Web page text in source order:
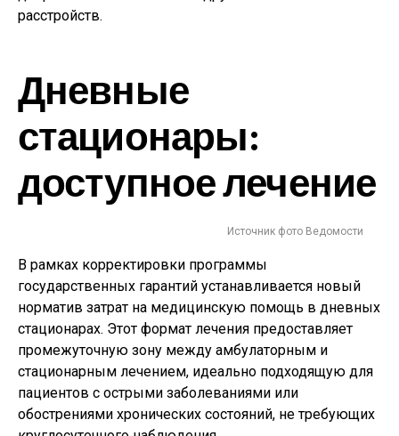
расстройств.
Дневные
стационары:
доступное лечение
Источник фото Ведомости
В рамках корректировки программы
государственных гарантий устанавливается новый
норматив затрат на медицинскую помощь в дневных
стационарах. Этот формат лечения предоставляет
промежуточную зону между амбулаторным и
стационарным лечением, идеально подходящую для
пациентов с острыми заболеваниями или
обострениями хронических состояний, не требующих